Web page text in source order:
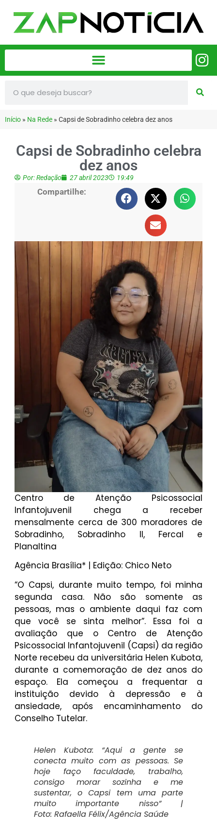
Início » Na Rede » Capsi de Sobradinho celebra dez anos
Capsi de Sobradinho celebra
dez anos
Por:Redação 27 abril 2023 19:49
Compartilhe:
Centro de Atenção Psicossocial
Infantojuvenil chega a receber
mensalmente cerca de 300 moradores de
Sobradinho, Sobradinho II, Fercal e
Planaltina
Agência Brasília* | Edição: Chico Neto
‌“O Capsi, durante muito tempo, foi minha
segunda casa. Não são somente as
pessoas, mas o ambiente daqui faz com
que você se sinta melhor”. Essa foi a
avaliação que o Centro de Atenção
Psicossocial Infantojuvenil (Capsi) da região
Norte recebeu da universitária Helen Kubota,
durante a comemoração de dez anos do
espaço. Ela começou a frequentar a
instituição devido à depressão e à
ansiedade, após encaminhamento do
Conselho Tutelar.
Helen Kubota: “Aqui a gente se
conecta muito com as pessoas. Se
hoje faço faculdade, trabalho,
consigo morar sozinha e me
sustentar, o Capsi tem uma parte
muito importante nisso” |
Foto: Rafaella Félix/Agência Saúde